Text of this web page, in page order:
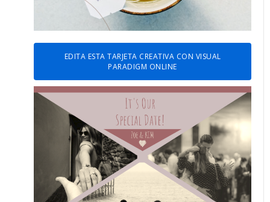
EDITA ESTA TARJETA CREATIVA CON VISUAL
PARADIGM ONLINE